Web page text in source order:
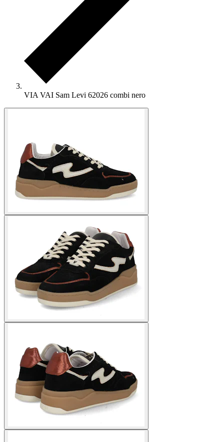
VIA VAI Sam Levi 62026 combi nero